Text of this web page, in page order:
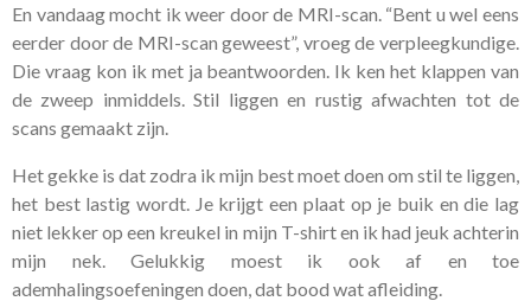
En vandaag mocht ik weer door de MRI-scan. “Bent u wel eens
eerder door de MRI-scan geweest”, vroeg de verpleegkundige.
Die vraag kon ik met ja beantwoorden. Ik ken het klappen van
de zweep inmiddels. Stil liggen en rustig afwachten tot de
scans gemaakt zijn.
Het gekke is dat zodra ik mijn best moet doen om stil te liggen,
het best lastig wordt. Je krijgt een plaat op je buik en die lag
niet lekker op een kreukel in mijn T-shirt en ik had jeuk achterin
mijn nek. Gelukkig moest ik ook af en toe
ademhalingsoefeningen doen, dat bood wat afleiding.